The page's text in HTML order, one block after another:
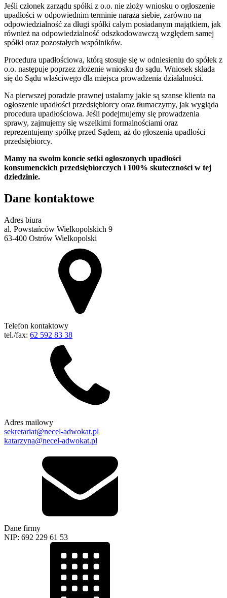
Jeśli członek zarządu spółki z o.o. nie złoży wniosku o ogłoszenie
upadłości w odpowiednim terminie naraża siebie, zarówno na
odpowiedzialność za długi spółki całym posiadanym majątkiem, jak
również na odpowiedzialność odszkodowawczą względem samej
spółki oraz pozostałych wspólników.
Procedura upadłościowa, którą stosuje się w odniesieniu do spółek z
o.o. następuje poprzez złożenie wniosku do sądu. Wniosek składa
się do Sądu właściwego dla miejsca prowadzenia działalności.
Na pierwszej poradzie prawnej ustalamy jakie są szanse klienta na
ogłoszenie upadłości przedsiębiorcy oraz tłumaczymy, jak wygląda
procedura upadłościowa. Jeśli podejmujemy się prowadzenia
sprawy, zajmujemy się wszelkimi formalnościami oraz
reprezentujemy spółkę przed Sądem, aż do głoszenia upadłości
przedsiębiorcy.
Mamy na swoim koncie setki ogłoszonych upadłości
konsumenckich przedsiębiorczych i 100% skuteczności w tej
dziedzinie.
Dane kontaktowe
Adres biura
al. Powstańców Wielkopolskich 9
63-400 Ostrów Wielkopolski
Telefon kontaktowy
tel./fax: 62 592 83 38
Adres mailowy
sekretariat@necel-adwokat.pl
katarzyna@necel-adwokat.pl
Dane firmy
NIP: 692 229 61 53